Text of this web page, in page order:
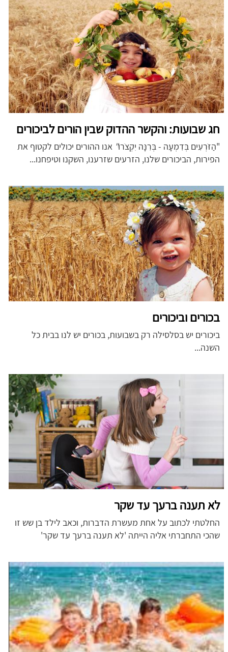
חג שבועות: והקשר ההדוק שבין הורים לביכורים
"הַזֹּרְעִים בְּדִמְעָה - בְּרִנָּה יִקְצֹרוּ" אנו ההורים יכולים לקטוף את
הפירות, הביכורים שלנו, הזרעים שזרענו, השקנו וטיפחנו...
בכורים וביכורים
ביכורים יש בסלסילה רק בשבועות, בכורים יש לנו בבית כל
השנה...
לא תענה ברעך עד שקר
החלטתי לכתוב על אחת מעשרת הדברות, וכאב לילד בן שש זו
שהכי התחברתי אליה הייתה 'לא תענה ברעך עד שקר'